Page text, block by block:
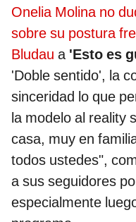
Onelia Molina no
sobre su postura
Bludau a 'Esto es
'Doble sentido', la
sinceridad lo que
la modelo al reality
casa, muy en
todos ustedes",
a sus seguidores
especialmente